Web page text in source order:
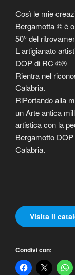
Così le mie
Bergamotta © è
50° del
L artigianato
DOP di RC ©®
Rientra nel
Calabria.
RiPortando alla
un Arte antica
artistica con la
Bergamotto
Calabria.
Visita il
Condivi con: